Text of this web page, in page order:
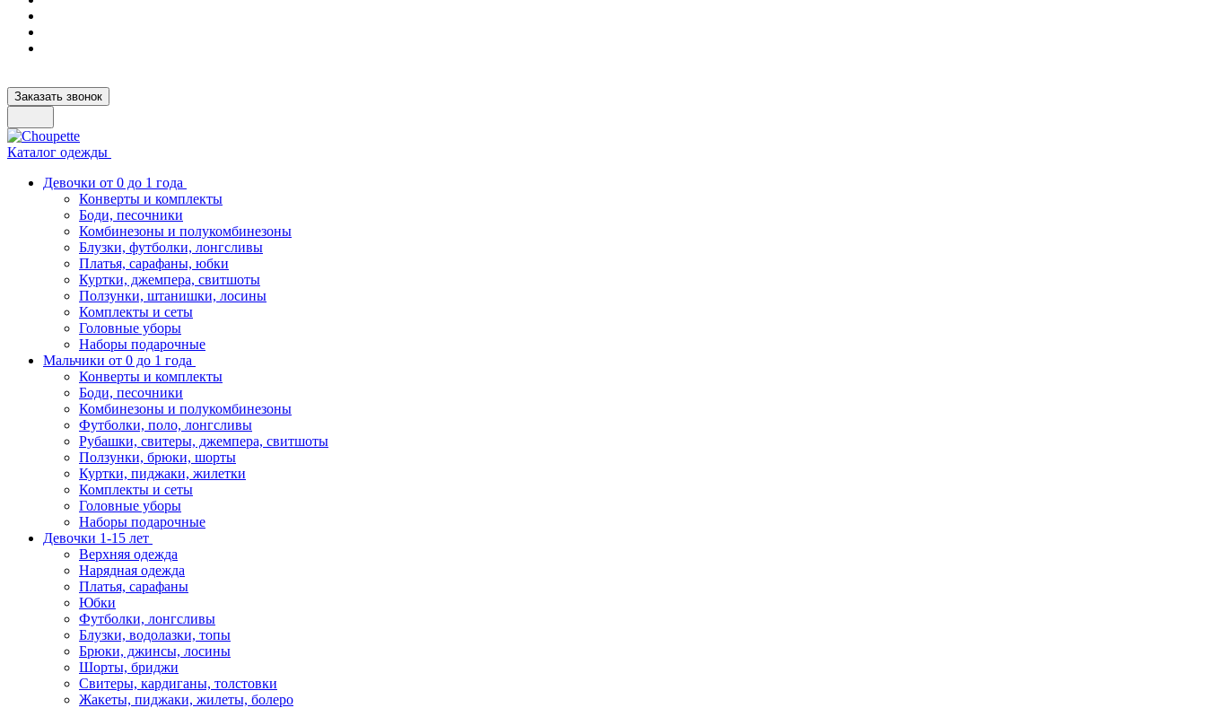
Заказать звонок
Каталог одежды
Девочки от 0 до 1 года
Конверты и комплекты
Боди, песочники
Комбинезоны и полукомбинезоны
Блузки, футболки, лонгсливы
Платья, сарафаны, юбки
Куртки, джемпера, свитшоты
Ползунки, штанишки, лосины
Комплекты и сеты
Головные уборы
Наборы подарочные
Мальчики от 0 до 1 года
Конверты и комплекты
Боди, песочники
Комбинезоны и полукомбинезоны
Футболки, поло, лонгсливы
Рубашки, свитеры, джемпера, свитшоты
Ползунки, брюки, шорты
Куртки, пиджаки, жилетки
Комплекты и сеты
Головные уборы
Наборы подарочные
Девочки 1-15 лет
Верхняя одежда
Нарядная одежда
Платья, сарафаны
Юбки
Футболки, лонгсливы
Блузки, водолазки, топы
Брюки, джинсы, лосины
Шорты, бриджи
Свитеры, кардиганы, толстовки
Жакеты, пиджаки, жилеты, болеро